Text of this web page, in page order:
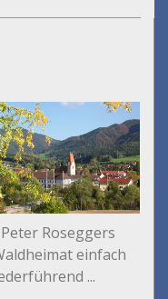
Roseggers
einfach
...